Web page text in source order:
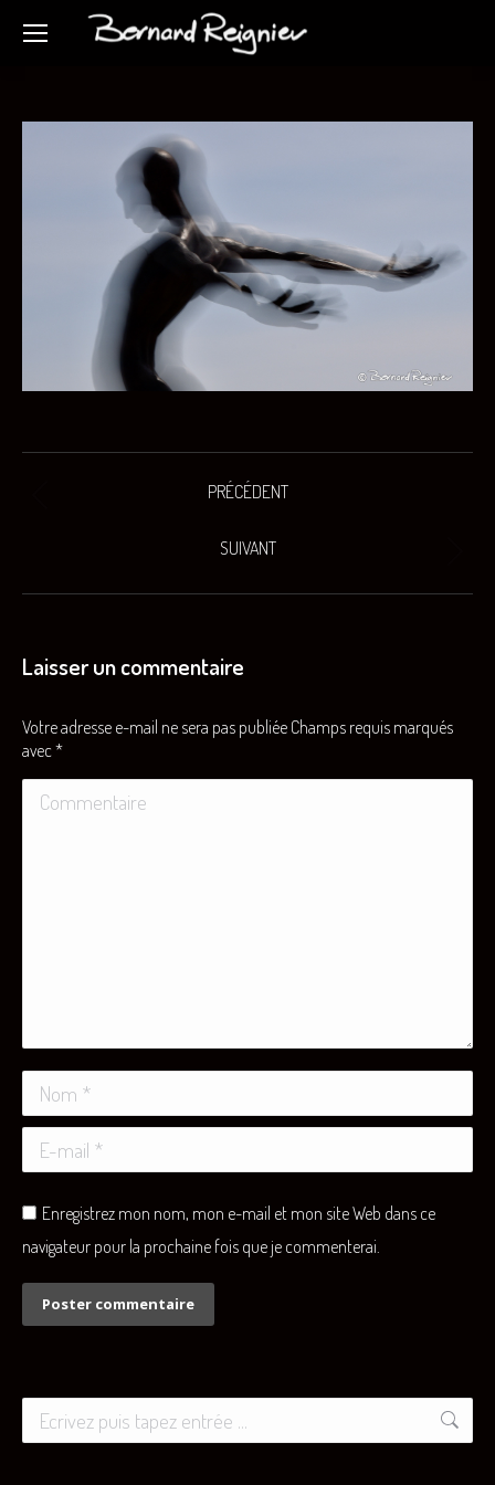
PRÉCÉDENT
précédent
SUIVANT
similaires
Laisser un commentaire
Votre adresse e-mail ne sera pas publiée Champs requis marqués
avec*
Commentaire
Nom *
E-mail *
Enregistrez mon nom, mon e-mail et mon site Web dans ce
navigateur pour la prochaine fois que je commenterai.
Poster commentaire
Recherche
: